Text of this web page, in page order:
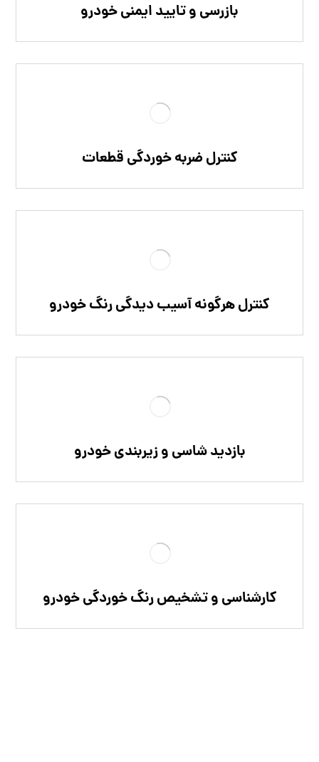
بازرسی و تایید ایمنی خودرو
کنترل ضربه خوردگی قطعات
کنترل هرگونه آسیب دیدگی رنگ خودرو
بازدید شاسی و زیربندی خودرو
کارشناسی و تشخیص رنگ خوردگی خودرو